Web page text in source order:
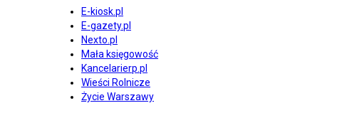
E-kiosk.pl
E-gazety.pl
Nexto.pl
Mała księgowość
Kancelarierp.pl
Wieści Rolnicze
Życie Warszawy